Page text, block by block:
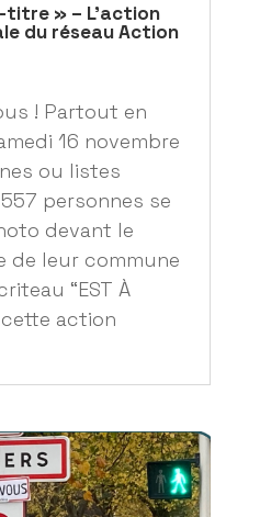
titre » – L’action
du réseau Action
! Partout en
16 novembre
ou listes
personnes se
devant le
de leur commune
“EST À
cette action